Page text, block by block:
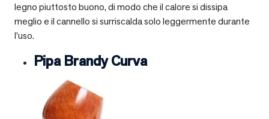
legno piuttosto buono, di modo che il calore si dissipa
meglio e il cannello si surriscalda solo leggermente durante
l’uso.
Pipa Brandy Curva